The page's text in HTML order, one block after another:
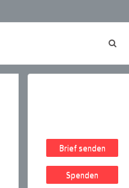
Brief senden
Spenden